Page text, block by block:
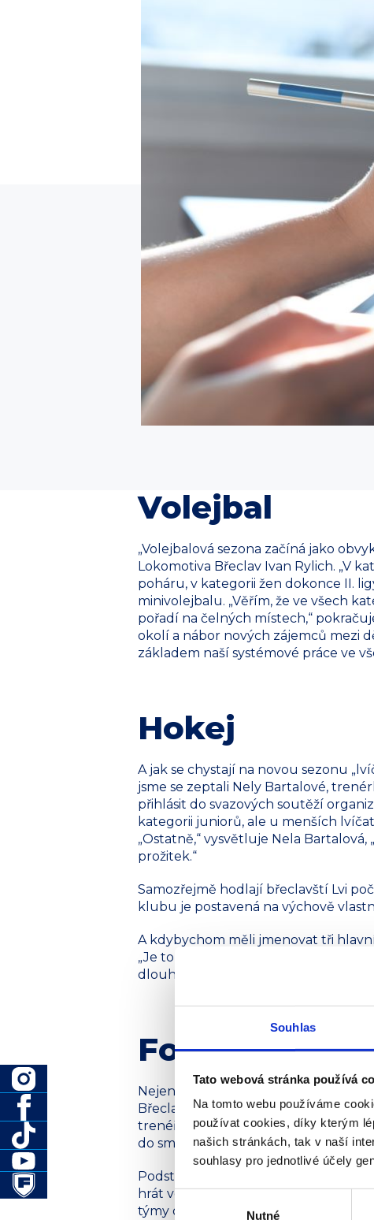
Souhlas
Tato webová stránka používá
Na tomto webu používáme
používat cookies, díky kterým
našich stránkách, tak v naší
souhlasy pro jednotlivé účely
Výběr
souhlasu
Nutné
Volejbal
„Volejbalová sezona začíná jako
Lokomotiva Břeclav Ivan Rylich. „V
poháru, v kategorii žen dokonce II.
minivolejbalu. „Věřím, že ve všech
pořadí na čelných místech,“
okolí a nábor nových zájemců mezi
základem naší systémové práce ve
Hokej
A jak se chystají na novou sezonu
jsme se zeptali Nely Bartalové,
přihlásit do svazových soutěží
kategorii juniorů, ale u menších
„Ostatně,“ vysvětluje Nela
prožitek.“
Samozřejmě hodlají břeclavští Lvi
klubu je postavená na výchově
A kdybychom měli jmenovat tři
„Je to jednak udržet náš dorost ve
dlouhodobější cíl, postoupit během
Fotbal
Nejen lední hokej zažívá velký
Břeclav. „Pro začínající sezonu jsme
trenéři a asistenti,“ líčí Alexandr
do smíšených soutěží v kategorii U-
Podstatné podle Alexandra Hrabala
hrát ve 3. lize, A-tým v divizi a žáci a
týmy o postup do vyšších soutěží.“